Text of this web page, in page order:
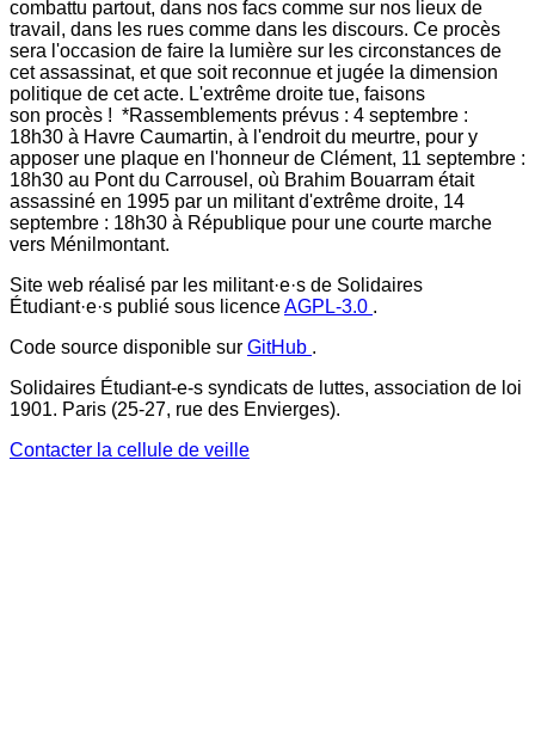
combattu partout, dans nos facs comme sur nos lieux de
travail, dans les rues comme dans les discours. Ce procès
sera l'occasion de faire la lumière sur les circonstances de
cet assassinat, et que soit reconnue et jugée la dimension
politique de cet acte. L'extrême droite tue, faisons
son procès ! *Rassemblements prévus : 4 septembre :
18h30 à Havre Caumartin, à l'endroit du meurtre, pour y
apposer une plaque en l'honneur de Clément, 11 septembre :
18h30 au Pont du Carrousel, où Brahim Bouarram était
assassiné en 1995 par un militant d'extrême droite, 14
septembre : 18h30 à République pour une courte marche
vers Ménilmontant.
Site web réalisé par les militant·e·s de Solidaires
Étudiant·e·s publié sous licenceAGPL-3.0 .
Code source disponible sur GitHub .
Solidaires Étudiant-e-s syndicats de luttes, association de loi
1901. Paris (25-27, rue des Envierges).
Contacter la cellule de veille